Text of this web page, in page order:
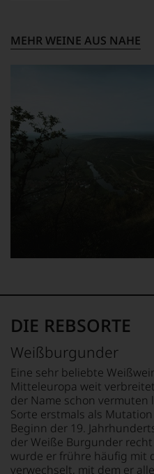
MEHR WEINE AUS NAHE
DIE REBSORTE
Weißburgunder
Eine sehr beliebte
Mitteleuropa weit
der Name schon vermuten
Sorte erstmals als
Beginn der 19.
der Weiße Burgunder
wurde er frühre häufig mit
verwechselt, mit dem er